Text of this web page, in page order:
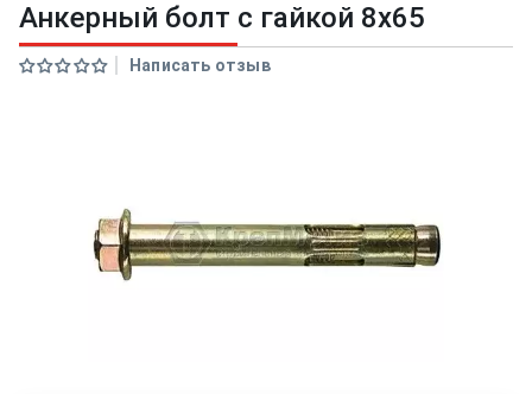
Анкерный болт с гайкой 8x65
Написать отзыв